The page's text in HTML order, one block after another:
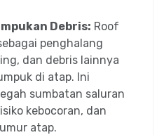
Debris: Roof
penghalang
dan debris lainnya
di atap. Ini
sumbatan saluran
kebocoran, dan
atap.